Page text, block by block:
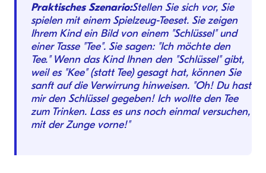
Praktisches Szenario:Stellen Sie sich vor, Sie
spielen mit einem Spielzeug-Teeset. Sie zeigen
Ihrem Kind ein Bild von einem "Schlüssel" und
einer Tasse "Tee". Sie sagen: "Ich möchte den
Tee." Wenn das Kind Ihnen den "Schlüssel" gibt,
weil es "Kee" (statt Tee) gesagt hat, können Sie
sanft auf die Verwirrung hinweisen. "Oh! Du hast
mir den Schlüssel gegeben! Ich wollte den Tee
zum Trinken. Lass es uns noch einmal versuchen,
mit der Zunge vorne!"